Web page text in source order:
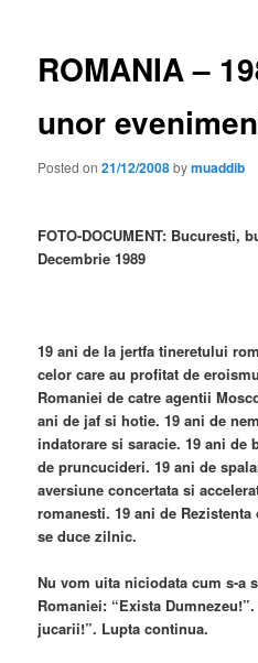
ROMANIA –
unor
Posted on21/12/2008bymuaddib
FOTO-DOCUMENT: Bucuresti,
Decembrie 1989
19 ani de la jertfa tineretului
celor care au profitat de
Romaniei de catre agentii
ani de jaf si hotie. 19 ani de
indatorare si saracie. 19 ani de
de pruncucideri. 19 ani de
aversiune concertata si
romanesti. 19 ani de
se duce zilnic.
Nu vom uita niciodata cum s-a
Romaniei: “Exista
jucarii!”. Lupta continua.